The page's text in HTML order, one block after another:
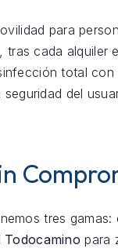
para
tras cada alquiler
total
del
tres
Todocamino para